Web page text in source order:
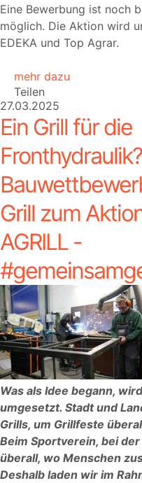
Eine Bewerbung ist noch
möglich. Die Aktion wird
EDEKA und Top Agrar.
mehr dazu
Teilen
27.03.2025
Ein Grill für die
Grill zum
AGRILL -
Was als Idee begann,
umgesetzt. Stadt und
Grills, um Grillfeste
Beim Sportverein, bei
überall, wo Menschen
Deshalb laden wir im